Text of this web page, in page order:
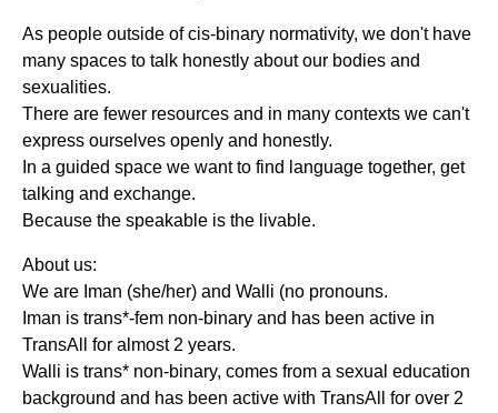
As people outside of cis-binary normativity, we don't have
many spaces to talk honestly about our bodies and
sexualities.
There are fewer resources and in many contexts we can't
express ourselves openly and honestly.
In a guided space we want to find language together, get
talking and exchange.
Because the speakable is the livable.
About us:
We are Iman (she/her) and Walli (no pronouns.
Iman is trans*-fem non-binary and has been active in
TransAll for almost 2 years.
Walli is trans* non-binary, comes from a sexual education
background and has been active with TransAll for over 2